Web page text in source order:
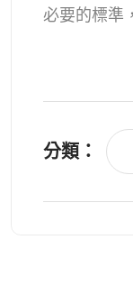
必要的標準
分類：